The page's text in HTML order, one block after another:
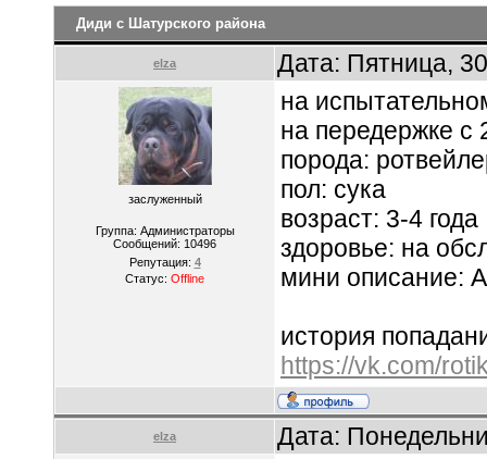
Диди с Шатурского района
elza Дата: Пятница,
заслуженный
Группа: Администраторы
Сообщений: 10496
Репутация: 4
Статус: Offline
на
на передержке с
порода:
пол: сука
возраст: 3-4 года
здоровье: на
мини описание:
история
https://vk.com/
elza Дата: